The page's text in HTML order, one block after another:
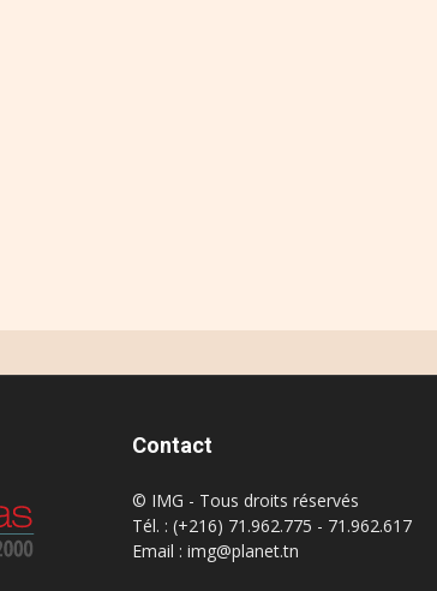
Contact
© IMG - Tous droits réservés
Tél. : (+216) 71.962.775 - 71.962.617
Email : img@planet.tn